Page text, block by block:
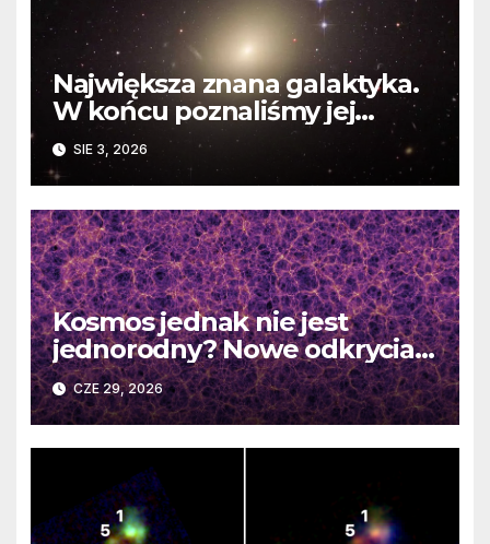
Największa znana galaktyka.
W końcu poznaliśmy jej
faktyczne wymiary
SIE 3, 2026
Kosmos jednak nie jest
jednorodny? Nowe odkrycia
DESI burzą fundamentalne
zasady kosmologii
CZE 29, 2026